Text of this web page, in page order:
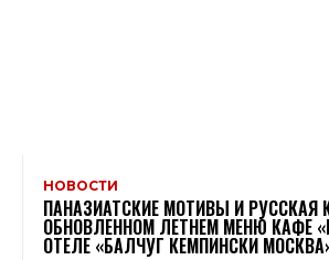
НОВОСТИ
ПАНАЗИАТСКИЕ МОТИВЫ И РУССКАЯ
ОБНОВЛЕННОМ ЛЕТНЕМ МЕНЮ КАФЕ
ОТЕЛЕ «БАЛЧУГ КЕМПИНСКИ